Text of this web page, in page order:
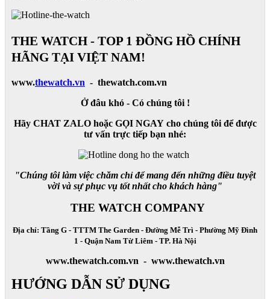
THE WATCH - TOP 1 ĐỒNG HỒ CHÍNH
HÃNG TẠI VIỆT NAM!
www.thewatch.vn - thewatch.com.vn
Ở đâu khó - Có chúng tôi !
Hãy CHAT ZALO hoặc GỌI NGAY cho chúng tôi để được
tư vấn trực tiếp bạn nhé:
"Chúng tôi làm việc chăm chỉ để mang đến những điều tuyệt
vời và sự phục vụ tốt nhất cho khách hàng"
THE WATCH COMPANY
Địa chỉ: Tầng G - TTTM The Garden - Đường Mễ Trì - Phường Mỹ Đình
1 - Quận Nam Từ Liêm - TP. Hà Nội
www.thewatch.com.vn - www.thewatch.vn
HƯỚNG DẪN SỬ DỤNG